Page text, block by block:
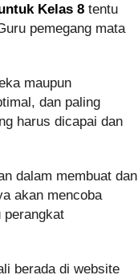
Kelas 8 tentu
pemegang mata
maupun
dan paling
harus dicapai dan
dalam membuat dan
akan mencoba
perangkat
berada di website